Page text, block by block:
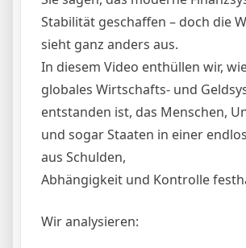
Stabilität geschaffen – doch die
sieht ganz anders aus.
In diesem Video enthüllen wir,
globales Wirtschafts- und
entstanden ist, das Menschen,
und sogar Staaten in einer
aus Schulden,
Abhängigkeit und Kontrolle
Wir analysieren: